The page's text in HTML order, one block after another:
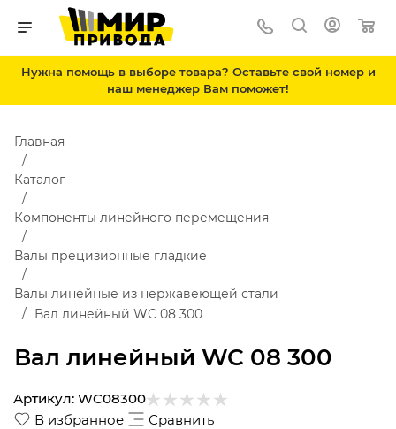
Нужна помощь в выборе товара? Оставьте свой номер и
наш менеджер Вам поможет!
Вал линейный WC 08 300
Главная
Каталог
Компоненты линейного перемещения
Валы прецизионные гладкие
Валы линейные из нержавеющей стали
Вал линейный WC 08 300
В избранное Сравнить
Артикул: WC08300